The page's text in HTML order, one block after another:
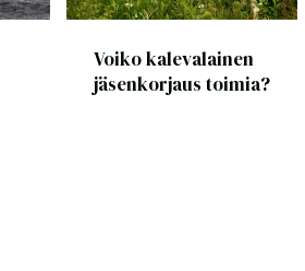
Voiko kalevalainen
jäsenkorjaus toimia?